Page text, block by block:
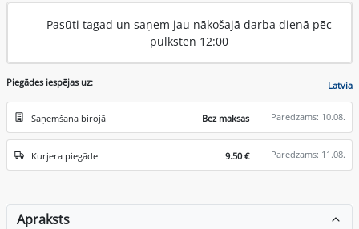
Pasūti tagad un saņem jau nākošajā darba dienā pēc
pulksten 12:00
Piegādes iespējas uz: Latvia
Saņemšana birojā Bez maksas Paredzams: 10.08.
Kurjera piegāde 9.50 € Paredzams: 11.08.
Apraksts